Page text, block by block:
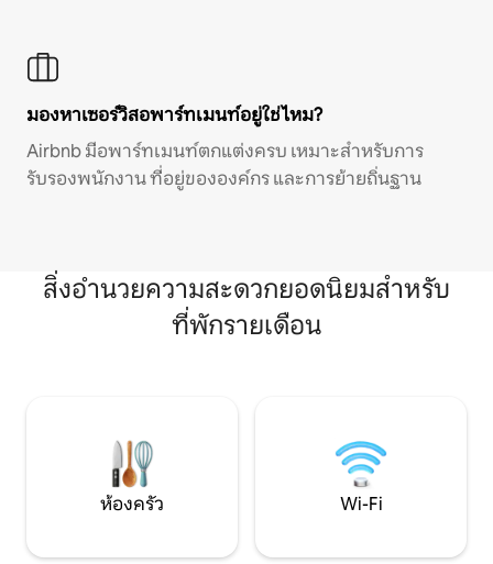
มองหาเซอร์วิสอพาร์ทเมนท์อยู่ใช่ไหม?
Airbnb มีอพาร์ทเมนท์ตกแต่งครบ เหมาะสำหรับการ
รับรองพนักงาน ที่อยู่ขององค์กร และการย้ายถิ่นฐาน
สิ่งอำนวยความสะดวกยอดนิยมสำหรับ
ที่พักรายเดือน
ห้องครัว Wi-Fi